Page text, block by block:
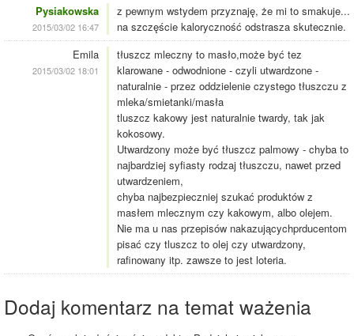
Pysiakowska
2015/03/02 16:47
z pewnym wstydem przyznaję, że mi to smakuje...
na szczęście kaloryczność odstrasza skutecznie.
Emila
2015/03/02 18:01
tłuszcz mleczny to masło,może być tez
klarowane - odwodnione - czyli utwardzone -
naturalnie - przez oddzielenie czystego tłuszczu z
mleka/smietanki/masła
tluszcz kakowy jest naturalnie twardy, tak jak
kokosowy.
Utwardzony może być tłuszcz palmowy - chyba to
najbardziej syfiasty rodzaj tłuszczu, nawet przed
utwardzeniem,
chyba najbezpieczniej szukać produktów z
masłem mlecznym czy kakowym, albo olejem.
Nie ma u nas przepisów nakazującychprducentom
pisać czy tluszcz to olej czy utwardzony,
rafinowany itp. zawsze to jest loteria.
Dodaj komentarz na temat ważenia